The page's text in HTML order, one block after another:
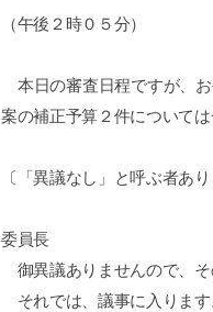
（午後２時０５分）
本日の審査日程ですが、
案の補正予算２件について
〔「異議なし」と呼ぶ者あ
委員長
御異議ありませんので、
それでは、議事に入りま